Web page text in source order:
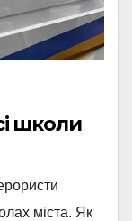
школи
міста. Як